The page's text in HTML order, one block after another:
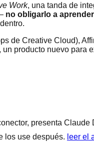
Work, una tanda de
no obligarlo a
de Creative Cloud),
, un producto nuevo para
presenta
los use después. leer el